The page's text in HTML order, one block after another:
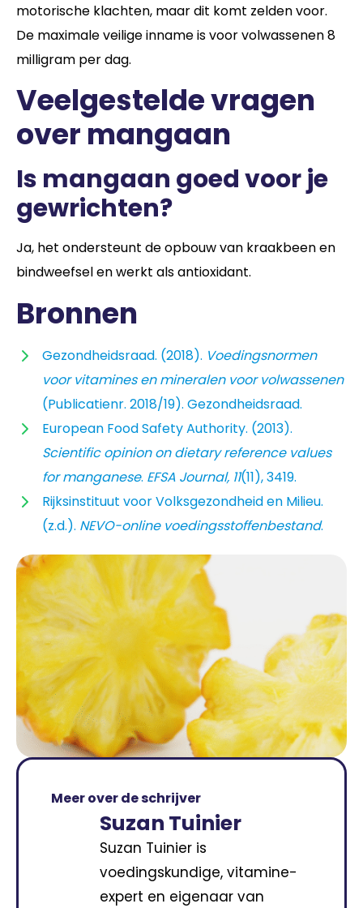
motorische klachten, maar dit komt zelden voor.
De maximale veilige inname is voor volwassenen 8
milligram per dag.
Veelgestelde vragen
over mangaan
Is mangaan goed voor je
gewrichten?
Ja, het ondersteunt de opbouw van kraakbeen en
bindweefsel en werkt als antioxidant.
Bronnen
Gezondheidsraad. (2018). Voedingsnormen
voor vitamines en mineralen voor volwassenen
(Publicatienr. 2018/19). Gezondheidsraad.
European Food Safety Authority. (2013).
Scientific opinion on dietary reference values
for manganese. EFSA Journal, 11(11), 3419.
Rijksinstituut voor Volksgezondheid en Milieu.
(z.d.). NEVO-online voedingsstoffenbestand.
Meer over de schrijver
Suzan Tuinier
Suzan Tuinier is
voedingskundige, vitamine-
expert en eigenaar van